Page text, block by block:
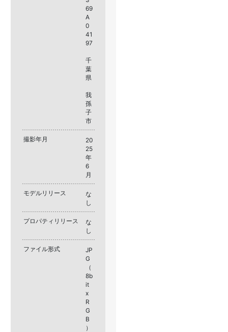
69
A
0
41
97
千
葉
県
我
孫
子
市
撮影年月
20
25
年
6
月
モデルリリース
な
し
プロパティリリース
な
し
ファイル形式
JP
G
（
8b
it
x
R
G
B
）